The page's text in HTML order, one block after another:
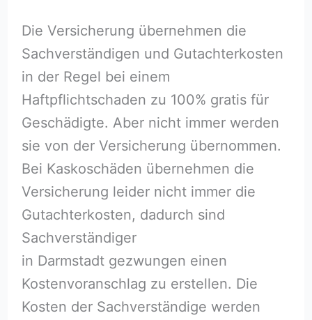
Die Versicherung übernehmen die
Sachverständigen und Gutachterkosten
in der Regel bei einem
Haftpflichtschaden zu 100% gratis für
Geschädigte. Aber nicht immer werden
sie von der Versicherung übernommen.
Bei Kaskoschäden übernehmen die
Versicherung leider nicht immer die
Gutachterkosten, dadurch sind
Sachverständiger
in Darmstadt gezwungen einen
Kostenvoranschlag zu erstellen. Die
Kosten der Sachverständige werden